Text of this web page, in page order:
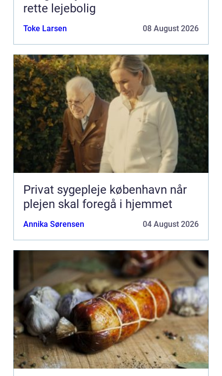
rette lejebolig
Toke Larsen 08 August 2026
Privat sygepleje københavn når
plejen skal foregå i hjemmet
Annika Sørensen 04 August 2026